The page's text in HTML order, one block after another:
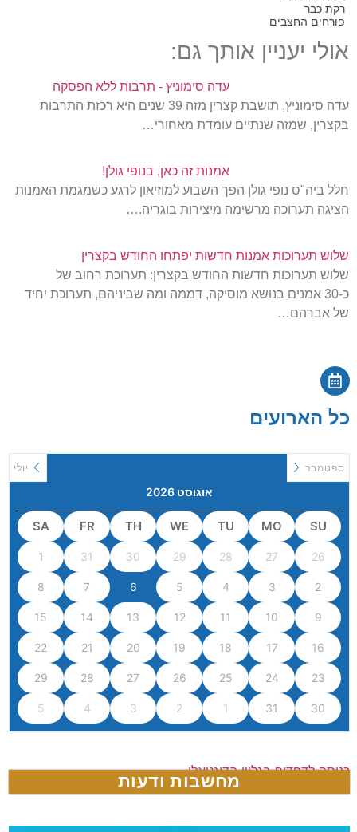
רקת כבר
פורחים החצבים
אולי יעניין אותך גם:
עדה סימוניץ - תרבות ללא הפסקה
עדה סימוניץ, תושבת קצרין מזה 39 שנים היא רכזת התרבות
בקצרין, שמזה שנתיים עומדת מאחורי…
אמנות זה כאן, בנופי גולן!
חלל ביה"ס נופי גולן הפך השבוע למוזיאון לרגע כשמגמת האמנות
הציגה תערוכה מרשימה מיצירות בוגריה.…
שלוש תערוכות אמנות חדשות יפתחו החודש בקצרין
שלוש תערוכות חדשות החודש בקצרין: תערוכת רחוב של
כ-30 אמנים בנושא מוסיקה, דממה ומה שביניהם, תערוכת יחיד
של אברהם…
כל הארועים
יולי
אוגוסט 2026
ספטמבר
SU
MO
TU
WE
TH
FR
SA
26
27
28
29
30
31
1
2
3
4
5
6
7
8
9
10
11
12
13
14
15
16
17
18
19
20
21
22
23
24
25
26
27
28
29
30
31
1
2
3
4
5
כניסה לדפדוף בגליון הדיגטאלי
מחשבות ודעות